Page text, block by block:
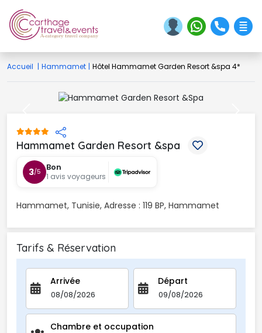
Accueil | Hammamet | Hôtel Hammamet Garden Resort &spa 4*
Hammamet Garden Resort &spa
3/5 Bon
1 avis voyageurs
Hammamet, Tunisie, Adresse : 119 BP, Hammamet
Tarifs & Réservation
Arrivée Départ
Chambre et occupation